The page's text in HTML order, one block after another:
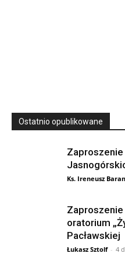
Ostatnio opublikowane
Ks. Ireneusz Baran
oratorium
Pacławskiej
Łukasz Sztolf - 4